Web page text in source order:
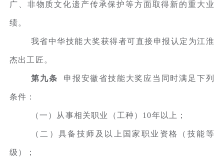
广、非物质文化遗产传承保护等方面取得新的重大业
绩。
我省中华技能大奖获得者可直接申报认定为江淮
杰出工匠。
第九条 申报安徽省技能大奖应当同时满足下列
条件：
（一）从事相关职业（工种）10年以上；
（二）具备技师及以上国家职业资格（技能等
级）；